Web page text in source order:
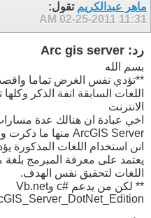
ماهر عبدالكريم تقول:
02-25-2011 11:31 AM
رد: Arc gis server
بسم الله
اللغات السابقة انفة الذكر
الانترنت
اخي عبادة ان هنالك عدة
ArcGIS Server منها ما ذكرت و هنالك طرق اخرى.
انن استخدام اللغات المذكورة
يعتمد على معرفة المبرمج
اللغات لتحقيق نفس الهدف.
** لكن من يدعم #c وVb.net